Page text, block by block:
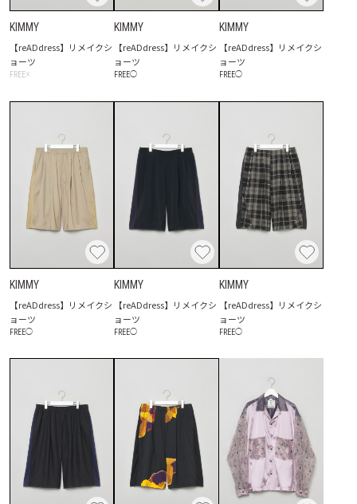
KIMMY
【reADdress】リメイクシ
ョーツ
FREE☓
KIMMY
【reADdress】リメイクシ
ョーツ
FREE◯
KIMMY
【reADdress】リメイクシ
ョーツ
FREE◯
KIMMY
【reADdress】リメイクシ
ョーツ
FREE◯
KIMMY
【reADdress】リメイクシ
ョーツ
FREE◯
KIMMY
【reADdress】リメイクシ
ョーツ
FREE◯